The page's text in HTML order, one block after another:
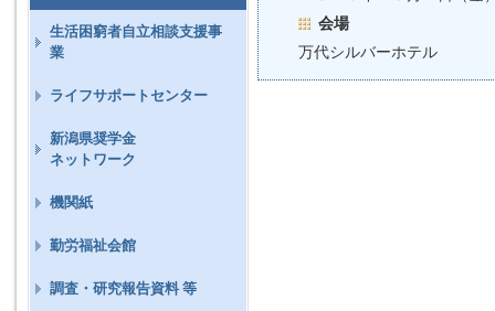
会場
万代シルバーホテル
生活困窮者自立相談支援事
業
ライフサポートセンター
新潟県奨学金
ネットワーク
機関紙
勤労福祉会館
調査・研究報告資料 等